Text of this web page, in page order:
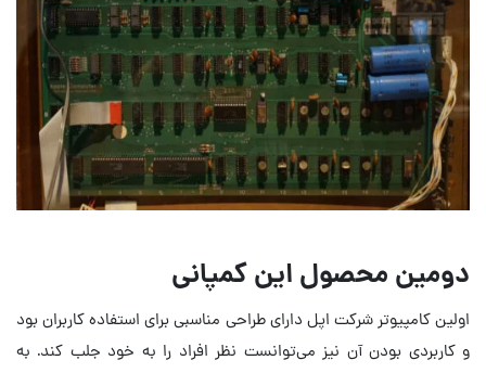
دومین محصول این کمپانی
اولین کامپیوتر شرکت اپل دارای طراحی مناسبی برای استفاده کاربران بود
و کاربردی بودن آن نیز می‌توانست نظر افراد را به خود جلب کند. به